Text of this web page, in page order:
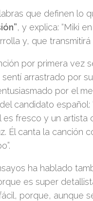
que definen lo
, y explica: “Miki
y, que transmitirá
por primera vez
arrastrado por
por el
candidato
es fresco y un
Él canta la canción
ha hablado
es super
porque, aunque